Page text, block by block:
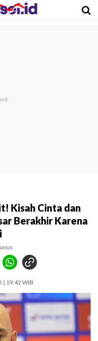
Kisah Cinta dan
Berakhir Karena
| 19:42 WIB